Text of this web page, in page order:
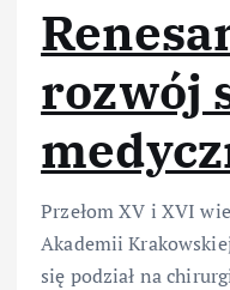
rozwój
Przełom XV i XVI
Akademii
się podział na